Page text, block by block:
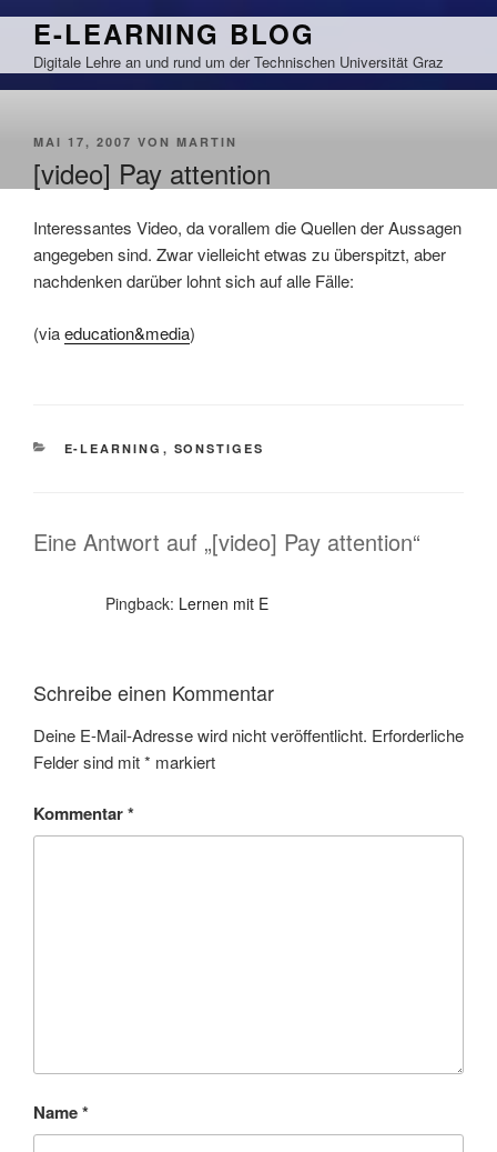
Zum
springen
E-LEARNING BLOG
Digitale Lehre an und rund um der Technischen Universität Graz
VERÖFFENTLICHT
MAI 17, 2007 VON MARTIN
[video] Pay attention
Interessantes Video, da vorallem die Quellen der Aussagen
angegeben sind. Zwar vielleicht etwas zu überspitzt, aber
nachdenken darüber lohnt sich auf alle Fälle:
(viaeducation&media)
KATEGORIEN
E-LEARNING , SONSTIGES
Eine Antwort auf „[video] Pay attention“
Pingback: Lernen mit E
Schreibe einen Kommentar
Deine E-Mail-Adresse wird nicht veröffentlicht. Erforderliche
Felder sind mit* markiert
Kommentar*
Name*